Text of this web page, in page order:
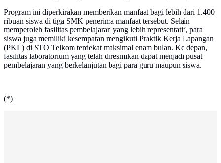
Program ini diperkirakan memberikan manfaat bagi lebih dari 1.400
ribuan siswa di tiga SMK penerima manfaat tersebut. Selain
memperoleh fasilitas pembelajaran yang lebih representatif, para
siswa juga memiliki kesempatan mengikuti Praktik Kerja Lapangan
(PKL) di STO Telkom terdekat maksimal enam bulan. Ke depan,
fasilitas laboratorium yang telah diresmikan dapat menjadi pusat
pembelajaran yang berkelanjutan bagi para guru maupun siswa.
(*)